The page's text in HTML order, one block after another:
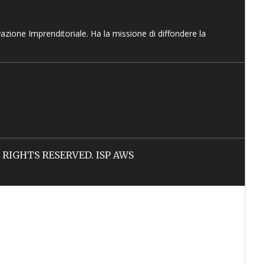
Imprenditoriale. Ha la missione di diffondere la
RESERVED. ISP AWS